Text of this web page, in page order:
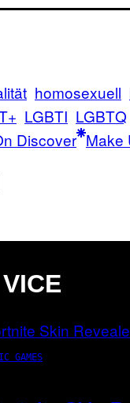
homosexuell
LGBTI LGBTQ
Discover Make
GAMES